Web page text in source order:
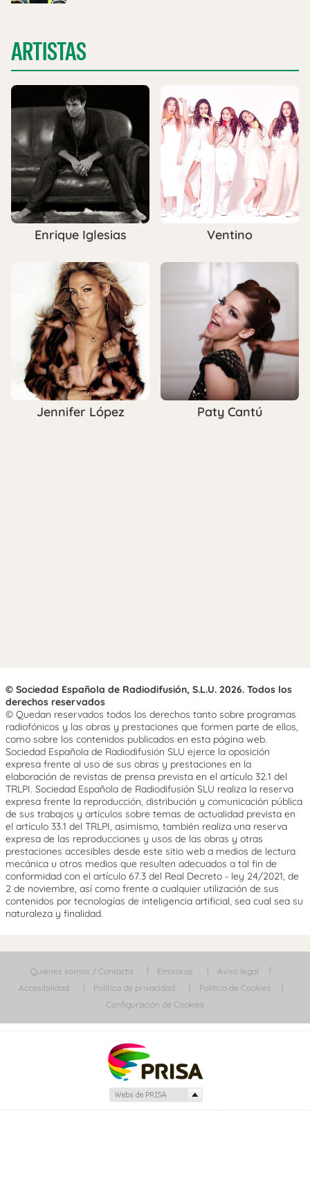
ARTISTAS
Enrique Iglesias Ventino
Jennifer López Paty Cantú
© Sociedad Española de Radiodifusión, S.L.U. 2026. Todos los
derechos reservados
© Quedan reservados todos los derechos tanto sobre programas
radiofónicos y las obras y prestaciones que formen parte de ellos,
como sobre los contenidos publicados en esta página web.
Sociedad Española de Radiodifusión SLU ejerce la oposición
expresa frente al uso de sus obras y prestaciones en la
elaboración de revistas de prensa prevista en el artículo 32.1 del
TRLPI. Sociedad Española de Radiodifusión SLU realiza la reserva
expresa frente la reproducción, distribución y comunicación pública
de sus trabajos y artículos sobre temas de actualidad prevista en
el artículo 33.1 del TRLPI, asimismo, también realiza una reserva
expresa de las reproducciones y usos de las obras y otras
prestaciones accesibles desde este sitio web a medios de lectura
mecánica u otros medios que resulten adecuados a tal fin de
conformidad con el artículo 67.3 del Real Decreto - ley 24/2021, de
2 de noviembre, así como frente a cualquier utilización de sus
contenidos por tecnologías de inteligencia artificial, sea cual sea su
naturaleza y finalidad.
Quiénes somos / Contacta Emisoras
Aviso legal
Accesibilidad
Política de privacidad
Política de Cookies
Configuración de Cookies